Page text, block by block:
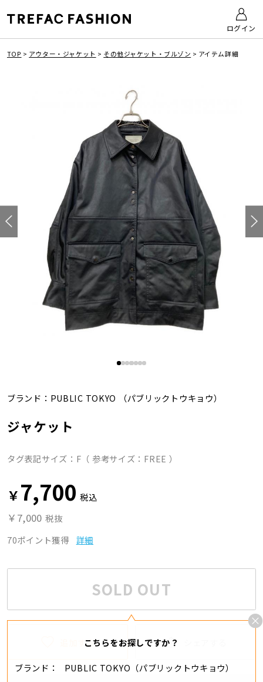
ログイン
TOP > アウター・ジャケット > その他ジャケット・ブルゾン > アイテム詳細
ブランド： PUBLIC TOKYO （パブリックトウキョウ）
ジャケット
タグ表記サイズ：F（ 参考サイズ：FREE ）
￥7,700 税込
￥7,000 税抜
70ポイント獲得
詳細
SOLD OUT
こちらをお探しですか？
ブランド
PUBLIC TOKYO（パブリックトウキョウ）
追加する